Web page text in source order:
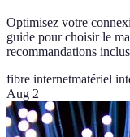
Optimisez votre
guide pour choisir le
recommandations
fibre internetmatériel
Aug 2